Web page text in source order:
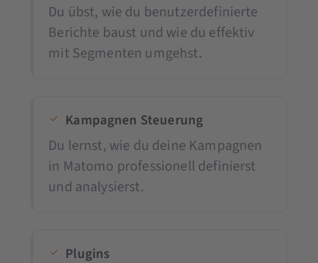
Du übst, wie du benutzerdefinierte
Berichte baust und wie du effektiv
mit Segmenten umgehst.
Kampagnen Steuerung
Du lernst, wie du deine Kampagnen
in Matomo professionell definierst
und analysierst.
Plugins